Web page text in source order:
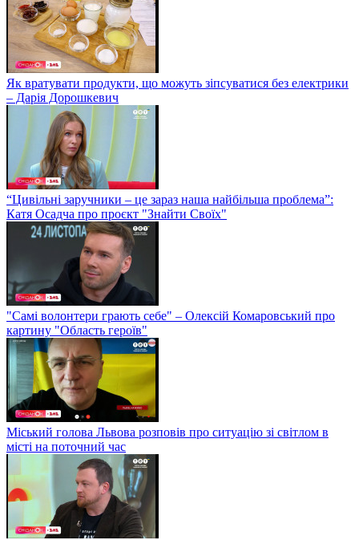
Як вратувати продукти, що можуть зіпсуватися без електрики
– Дарія Дорошкевич
“Цивільні заручники – це зараз наша найбільша проблема”:
Катя Осадча про проєкт "Знайти Своїх"
"Самі волонтери грають себе" – Олексій Комаровський про
картину "Область героїв"
Міський голова Львова розповів про ситуацію зі світлом в
місті на поточний час